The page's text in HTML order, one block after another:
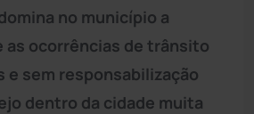
no município a
as ocorrências de trânsito
e sem responsabilização
dentro da cidade muita